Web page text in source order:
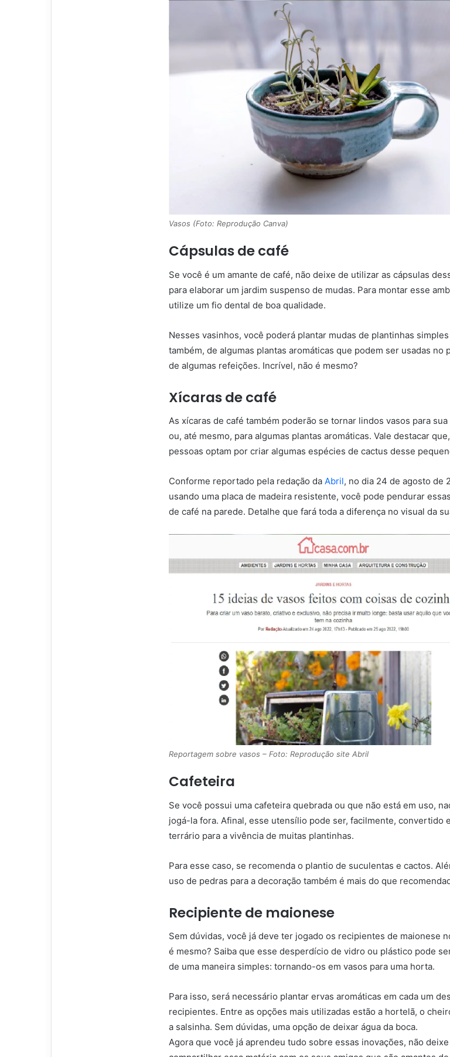
Vasos (Foto: Reprodução Canva)
Cápsulas de café
Se você é um amante de café, não deixe de utilizar as cápsulas
para elaborar um jardim suspenso de mudas. Para montar esse
utilize um fio dental de boa qualidade.
Nesses vasinhos, você poderá plantar mudas de plantinhas simples
também, de algumas plantas aromáticas que podem ser usadas no
de algumas refeições. Incrível, não é mesmo?
Xícaras de café
As xícaras de café também poderão se tornar lindos vasos para
ou, até mesmo, para algumas plantas aromáticas. Vale destacar
pessoas optam por criar algumas espécies de cactus desse
Conforme reportado pela redação da Abril, no dia 24 de agosto de
usando uma placa de madeira resistente, você pode pendurar
de café na parede. Detalhe que fará toda a diferença no visual da
Reportagem sobre vasos – Foto: Reprodução site Abril
Cafeteira
Se você possui uma cafeteira quebrada ou que não está em uso,
jogá-la fora. Afinal, esse utensílio pode ser, facilmente, convertido
terrário para a vivência de muitas plantinhas.
Para esse caso, se recomenda o plantio de suculentas e cactos.
uso de pedras para a decoração também é mais do que
Recipiente de maionese
Sem dúvidas, você já deve ter jogado os recipientes de maionese
é mesmo? Saiba que esse desperdício de vidro ou plástico pode
de uma maneira simples: tornando-os em vasos para uma horta.
Para isso, será necessário plantar ervas aromáticas em cada um
recipientes. Entre as opções mais utilizadas estão a hortelã, o
a salsinha. Sem dúvidas, uma opção de deixar água da boca.
Agora que você já aprendeu tudo sobre essas inovações, não